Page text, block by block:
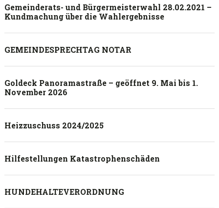
Gemeinderats- und Bürgermeisterwahl 28.02.2021 –
Kundmachung über die Wahlergebnisse
GEMEINDESPRECHTAG NOTAR
Goldeck Panoramastraße – geöffnet 9. Mai bis 1.
November 2026
Heizzuschuss 2024/2025
Hilfestellungen Katastrophenschäden
HUNDEHALTEVERORDNUNG